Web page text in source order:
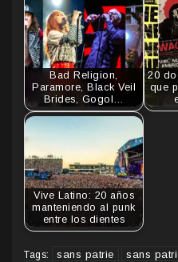
Bad Religion,
Paramore, Black Veil
Brides, Gogol…
20
que
Vive Latino: 20 años
manteniendo al punk
entre los dientes
Tags: sans patrie sans